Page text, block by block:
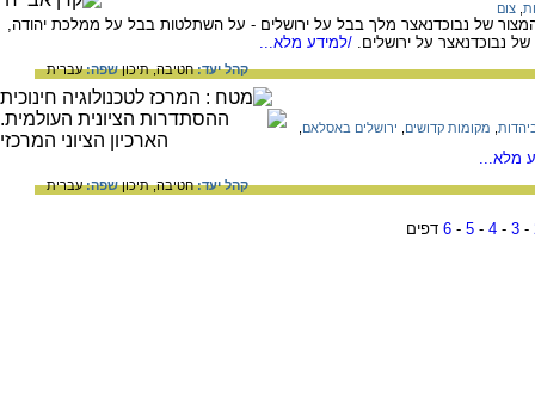
צום
של נבוכדנאצר מלך בבל על ירושלים - על השתלטות בבל על ממלכת יהודה,
נבוכדנאצר על ירושלים. /למידע מלא...
קהל יעד:חטיבה,תיכוןשפה:עברית
מקומות קדושים ירושלים באסלאם
מלא...
קהל יעד:חטיבה,תיכוןשפה:עברית
-
3
-
4
-
5
-
6 דפים